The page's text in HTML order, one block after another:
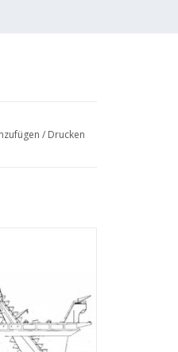
/ Drucken
HINZUFÜGEN